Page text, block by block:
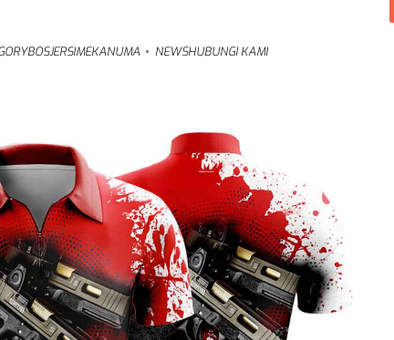
BOSJERSIMEKANUMA NEWSHUBUNGI KAMI